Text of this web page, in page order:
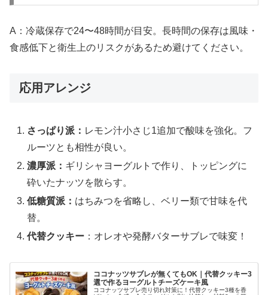
A：冷蔵保存で24〜48時間が目安。長時間の保存は風味・
食感低下と衛生上のリスクがあるため避けてください。
応用アレンジ
さっぱり派： レモン汁小さじ1追加で酸味を強化。フ
ルーツとも相性が良い。
濃厚派： ギリシャヨーグルトで作り、トッピングに
砕いたナッツを散らす。
低糖質派： はちみつを省略し、ベリー類で甘味を代
替。
代替クッキー ：オレオや発酵バターサブレで味変！
ココナッツサブレが無くてもOK｜代替クッキー3
選で作るヨーグルトチーズケーキ風
ココナッツサブレ売り切れ対策に！代替クッキー3種を香